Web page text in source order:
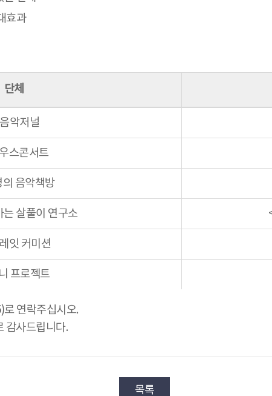
효과
단체
악저널
스콘서트
의 음악책방
는 살풀이 연구소
잇 커미션
프로젝트
연락주십시오.
감사드립니다.
목록